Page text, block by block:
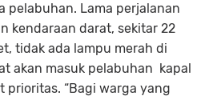
pelabuhan. Lama perjalanan
kendaraan darat, sekitar 22
tidak ada lampu merah di
akan masuk pelabuhan kapal
prioritas. “Bagi warga yang